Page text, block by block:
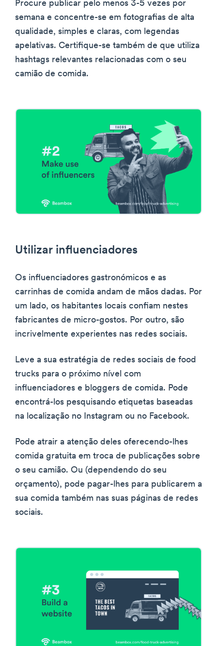
Procure publicar pelo menos 3-5 vezes por
semana e concentre-se em fotografias de alta
qualidade, simples e claras, com legendas
apelativas. Certifique-se também de que utiliza
hashtags relevantes relacionadas com o seu
camião de comida.
Utilizar influenciadores
Os influenciadores gastronómicos e as
carrinhas de comida andam de mãos dadas. Por
um lado, os habitantes locais confiam nestes
fabricantes de micro-gostos. Por outro, são
incrivelmente experientes nas redes sociais.
Leve a sua estratégia de redes sociais de food
trucks para o próximo nível com
influenciadores e bloggers de comida. Pode
encontrá-los pesquisando etiquetas baseadas
na localização no Instagram ou no Facebook.
Pode atrair a atenção deles oferecendo-lhes
comida gratuita em troca de publicações sobre
o seu camião. Ou (dependendo do seu
orçamento), pode pagar-lhes para publicarem a
sua comida também nas suas páginas de redes
sociais.